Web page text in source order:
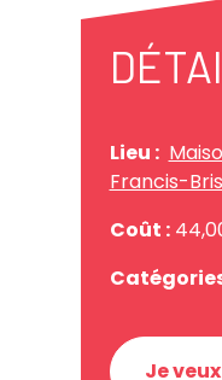
Lieu :
Francis-
Coût :
Je